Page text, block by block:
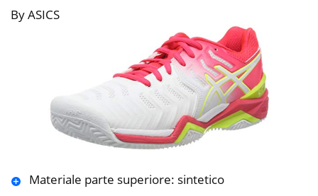
By ASICS
Materiale parte superiore: sintetico